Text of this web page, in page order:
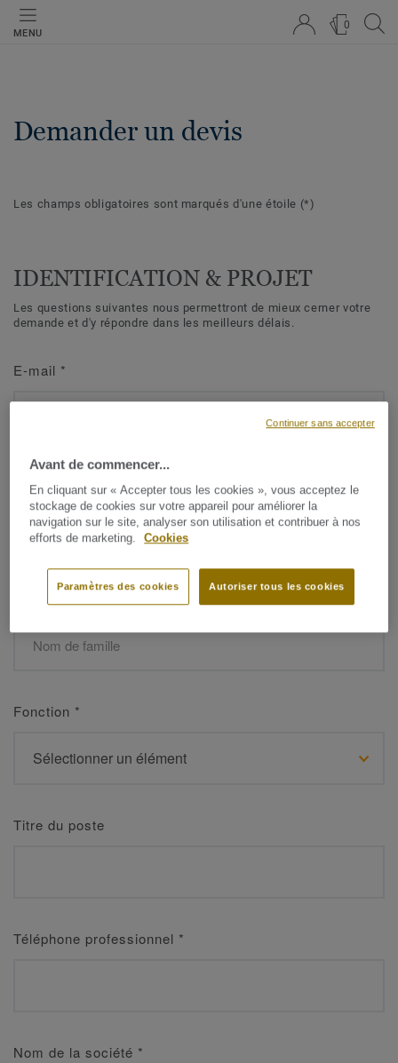
MENU
0
Demander un devis
Les champs obligatoires sont marqués d'une étoile (*)
IDENTIFICATION & PROJET
Les questions suivantes nous permettront de mieux cerner votre
demande et d'y répondre dans les meilleurs délais.
E-mail *
Prénom*
Fonction *
Titre du poste
Téléphone professionnel *
Nom de la société *
Avant de commencer...
En cliquant sur « Accepter tous les cookies », vous acceptez le
stockage de cookies sur votre appareil pour améliorer la
navigation sur le site, analyser son utilisation et contribuer à nos
efforts de marketing.
Cookies
Autoriser tous les cookies
Paramètres des cookies
Continuer sans accepter